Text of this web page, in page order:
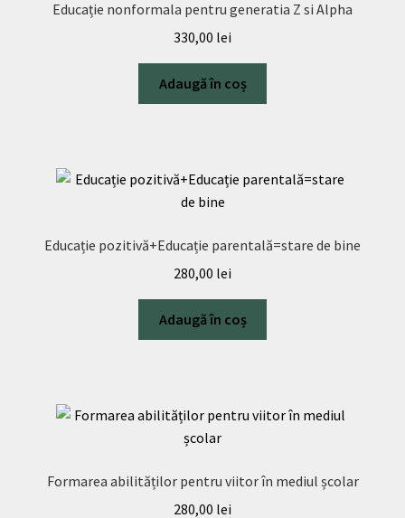
Educație nonformala pentru generatia Z si Alpha
330,00 lei
Adaugă în coș
Educație pozitivă+Educație parentală=stare de bine
280,00 lei
Adaugă în coș
Formarea abilităților pentru viitor în mediul școlar
280,00 lei